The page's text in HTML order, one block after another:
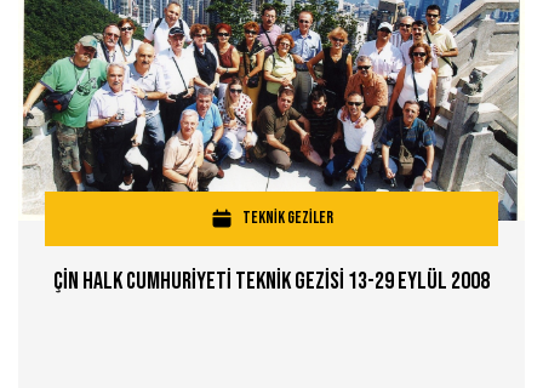
TEKNİK GEZİLER
Çİn Halk Cumhurİyetİ Teknİk Gezİsİ 13-29 Eylül 2008